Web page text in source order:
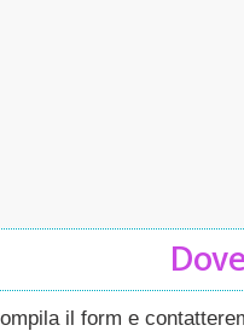
il form e